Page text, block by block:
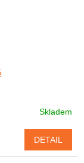
Skladem
DETAIL